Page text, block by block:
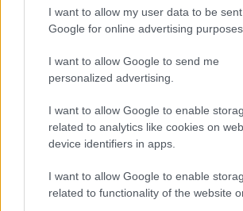
I want to allow my user data to be
Google for online advertising purposes.
I want to allow Google to send me
personalized advertising.
I want to allow Google to enable
related to analytics like cookies on
device identifiers in apps.
I want to allow Google to enable
related to functionality of the website
Ταξίδι σε… οσκαρικές τοποθεσίες!
εντυπωσιακά ξεχωριστές πόλεις και
Αφού εξερευνήσετε μια μέρα το
Πάρκο Ordesa y Monte Perdido
μπορείτε να περάσετε την
κρασί και σπιτικό φαγητό
παραδοσιακές ταβέρνες, ανάμεσα
σπίτια και τους στενούς δρόμους